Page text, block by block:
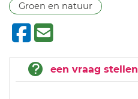
Groen en natuur
een vraag stellen